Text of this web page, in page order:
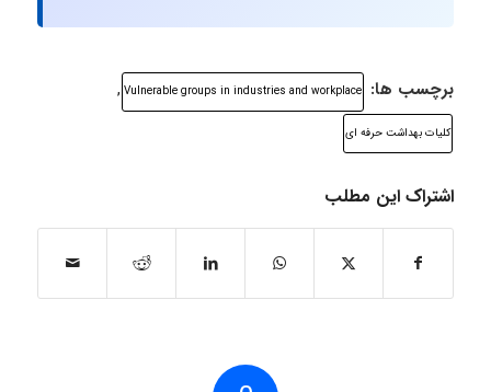
برچسب ها: Vulnerable groups in industries and workplace
,
کلیات بهداشت حرفه ای
اشتراک این مطلب